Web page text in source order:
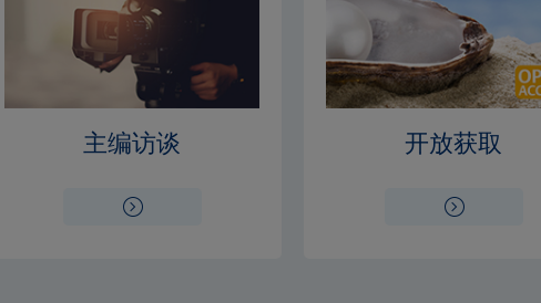
主编访谈 开放获取